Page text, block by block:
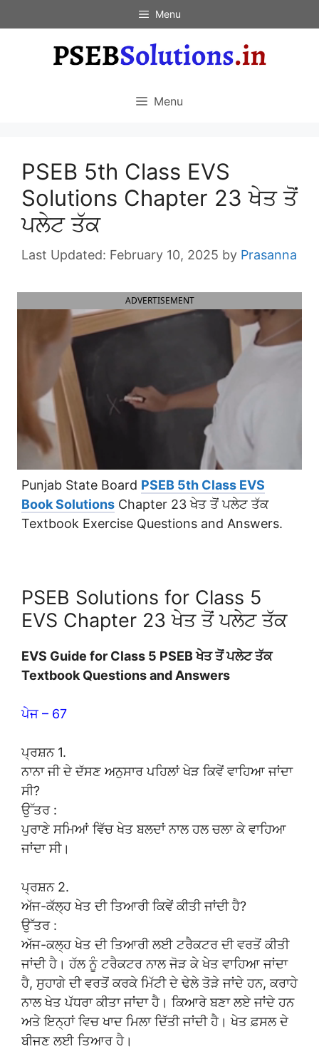
to
Menu
Menu
PSEB 5th Class EVS
Solutions Chapter 23 ਖੇਤ ਤੋਂ
ਪਲੇਟ ਤੱਕ
February 10, 2025 by Prasanna
ADVERTISEMENT
Punjab State Board PSEB 5th Class EVS
Book Solutions Chapter 23 ਖੇਤ ਤੋਂ ਪਲੇਟ ਤੱਕ
Textbook Exercise Questions and Answers.
PSEB Solutions for Class 5
EVS Chapter 23 ਖੇਤ ਤੋਂ ਪਲੇਟ ਤੱਕ
EVS Guide for Class 5 PSEB ਖੇਤ ਤੋਂ ਪਲੇਟ ਤੱਕ
Textbook Questions and Answers
ਪੇਜ – 67
ਪ੍ਰਸ਼ਨ 1.
ਨਾਨਾ ਜੀ ਦੇ ਦੱਸਣ ਅਨੁਸਾਰ ਪਹਿਲਾਂ ਖੇੜ ਕਿਵੇਂ ਵਾਹਿਆ ਜਾਂਦਾ
ਸੀ?
ਉੱਤਰ :
ਪੁਰਾਣੇ ਸਮਿਆਂ ਵਿੱਚ ਖੇਤ ਬਲਦਾਂ ਨਾਲ ਹਲ ਚਲਾ ਕੇ ਵਾਹਿਆ
ਜਾਂਦਾ ਸੀ।
ਪ੍ਰਸ਼ਨ 2.
ਅੱਜ-ਕੱਲ੍ਹ ਖੇਤ ਦੀ ਤਿਆਰੀ ਕਿਵੇਂ ਕੀਤੀ ਜਾਂਦੀ ਹੈ?
ਉੱਤਰ :
ਅੱਜ-ਕਲ੍ਹ ਖੇਤ ਦੀ ਤਿਆਰੀ ਲਈ ਟਰੈਕਟਰ ਦੀ ਵਰਤੋਂ ਕੀਤੀ
ਜਾਂਦੀ ਹੈ। ਹੱਲ ਨੂੰ ਟਰੈਕਟਰ ਨਾਲ ਜੋੜ ਕੇ ਖੇਤ ਵਾਹਿਆ ਜਾਂਦਾ
ਹੈ, ਸੁਹਾਗੇ ਦੀ ਵਰਤੋਂ ਕਰਕੇ ਮਿੱਟੀ ਦੇ ਢੇਲੇ ਤੋੜੇ ਜਾਂਦੇ ਹਨ, ਕਰਾਹੇ
ਨਾਲ ਖੇਤ ਪੱਧਰਾ ਕੀਤਾ ਜਾਂਦਾ ਹੈ। ਕਿਆਰੇ ਬਣਾ ਲਏ ਜਾਂਦੇ ਹਨ
ਅਤੇ ਇਨ੍ਹਾਂ ਵਿਚ ਖਾਦ ਮਿਲਾ ਦਿੱਤੀ ਜਾਂਦੀ ਹੈ। ਖੇਤ ਫ਼ਸਲ ਦੇ
ਬੀਜਣ ਲਈ ਤਿਆਰ ਹੈ।